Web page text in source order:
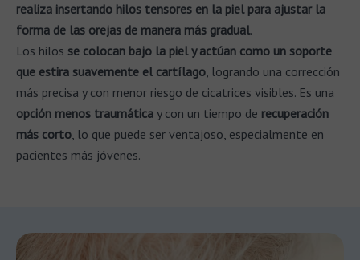
realiza insertando hilos tensores en la piel para ajustar la
forma de las orejas de manera más gradual.
Los hilos se colocan bajo la piel y actúan como un soporte
que estira suavemente el cartílago, logrando una corrección
más precisa y con menor riesgo de cicatrices visibles. Es una
opción menos traumática y con un tiempo de recuperación
más corto, lo que puede ser ventajoso, especialmente en
pacientes más jóvenes.